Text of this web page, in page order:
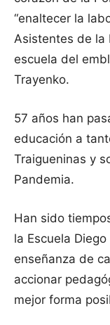
“enaltecer la
Asistentes de la
escuela del
Trayenko.
57 años han
educación a
Traigueninas y
Pandemia.
Han sido
la Escuela
enseñanza de
accionar
mejor forma